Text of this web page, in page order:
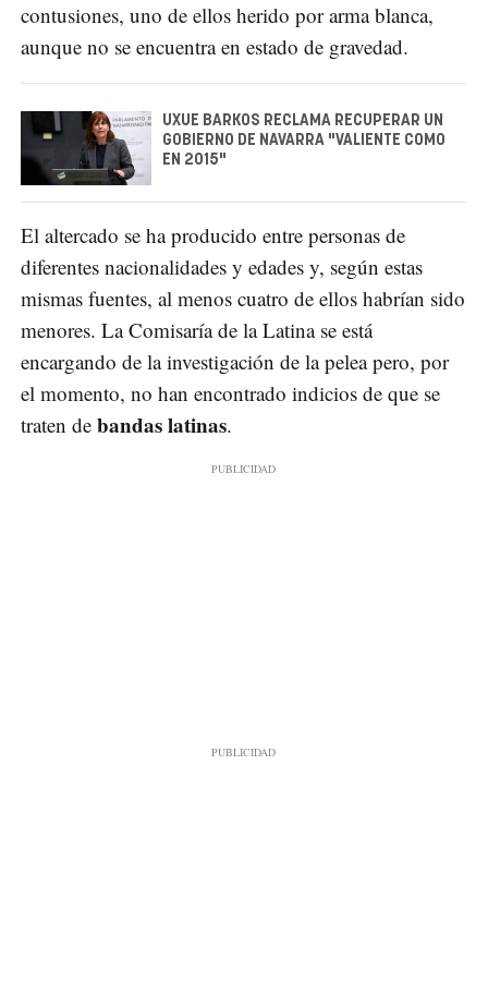
contusiones, uno de ellos herido por arma blanca,
aunque no se encuentra en estado de gravedad.
UXUE BARKOS RECLAMA RECUPERAR UN
GOBIERNO DE NAVARRA "VALIENTE COMO
EN 2015"
El altercado se ha producido entre personas de
diferentes nacionalidades y edades y, según estas
mismas fuentes, al menos cuatro de ellos habrían sido
menores. La Comisaría de la Latina se está
encargando de la investigación de la pelea pero, por
el momento, no han encontrado indicios de que se
traten de bandas latinas.